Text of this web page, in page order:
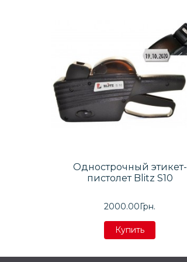
Однострочный этикет-
пистолет Blitz S10
2000.00Грн.
Купить
Купить